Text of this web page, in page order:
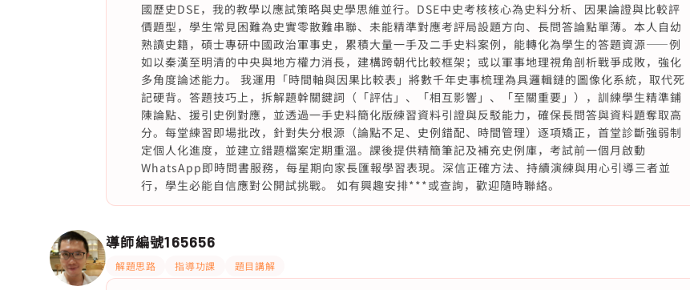
國歷史DSE，我的教學以應試策略與史學思維並行。DSE中史考核核心為史料分析、因果論證與比較評
價題型，學生常見困難為史實零散難串聯、未能精準對應考評局設題方向、長問答論點單薄。本人自幼
熟讀史籍，碩士專研中國政治軍事史，累積大量一手及二手史料案例，能轉化為學生的答題資源——例
如以秦漢至明清的中央與地方權力消長，建構跨朝代比較框架；或以軍事地理視角剖析戰爭成敗，強化
多角度論述能力。 我運用「時間軸與因果比較表」將數千年史事梳理為具邏輯鏈的圖像化系統，取代死
記硬背。答題技巧上，拆解題幹關鍵詞（「評估」、「相互影響」、「至關重要」），訓練學生精準鋪
陳論點、援引史例對應，並透過一手史料簡化版練習資料引證與反駁能力，確保長問答與資料題奪取高
分。每堂練習即場批改，針對失分根源（論點不足、史例錯配、時間管理）逐項矯正，首堂診斷強弱制
定個人化進度，並建立錯題檔案定期重溫。課後提供精簡筆記及補充史例庫，考試前一個月啟動
WhatsApp即時問書服務，每星期向家長匯報學習表現。深信正確方法、持續演練與用心引導三者並
行，學生必能自信應對公開試挑戰。 如有興趣安排***或查詢，歡迎隨時聯絡。
導師編號165656
解題思路 指導功課 題目講解